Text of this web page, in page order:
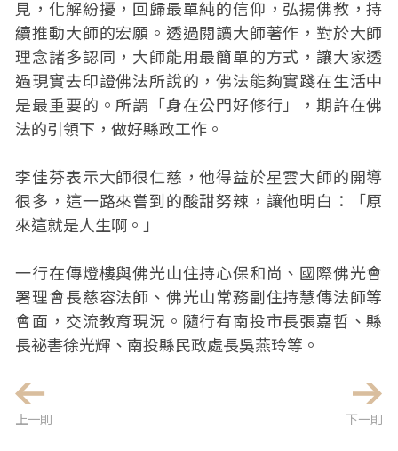
見，化解紛擾，回歸最單純的信仰，弘揚佛教，持
續推動大師的宏願。透過閱讀大師著作，對於大師
理念諸多認同，大師能用最簡單的方式，讓大家透
過現實去印證佛法所說的，佛法能夠實踐在生活中
是最重要的。所謂「身在公門好修行」，期許在佛
法的引領下，做好縣政工作。
李佳芬表示大師很仁慈，他得益於星雲大師的開導
很多，這一路來嘗到的酸甜努辣，讓他明白：「原
來這就是人生啊。」
一行在傳燈樓與佛光山住持心保和尚、國際佛光會
署理會長慈容法師、佛光山常務副住持慧傳法師等
會面，交流教育現況。隨行有南投市長張嘉哲、縣
長祕書徐光輝、南投縣民政處長吳燕玲等。
上一則 下一則